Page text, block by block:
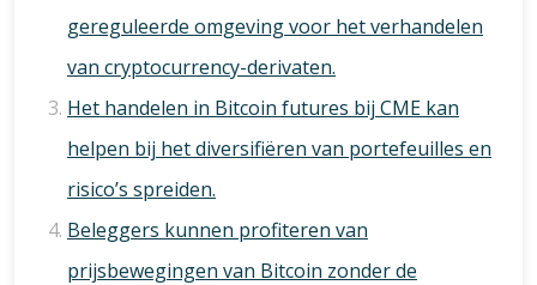
gereguleerde omgeving voor het verhandelen
van cryptocurrency-derivaten.
Het handelen in Bitcoin futures bij CME kan
helpen bij het diversifiëren van portefeuilles en
risico’s spreiden.
Beleggers kunnen profiteren van
prijsbewegingen van Bitcoin zonder de